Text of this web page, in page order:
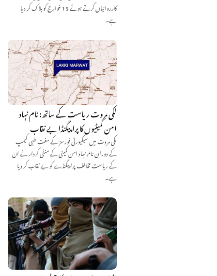
کارروائیاں کرتے ہوئے 15 خوارج کو ہلاک کر دیا
ہے۔
لکی مروت ریاست کے ساتھ: نام نہاد
امن کمیٹیوں کا پراپیگنڈا بے نقاب
لکی مروت میں سیکیورٹی فورسز کے مفت طبی کیمپ
کے دوران نام نہاد امن کمیٹی کے منفی کردار نے ان
کے ریاست مخالف پراپیگنڈے کو بے نقاب کر دیا
ہے۔